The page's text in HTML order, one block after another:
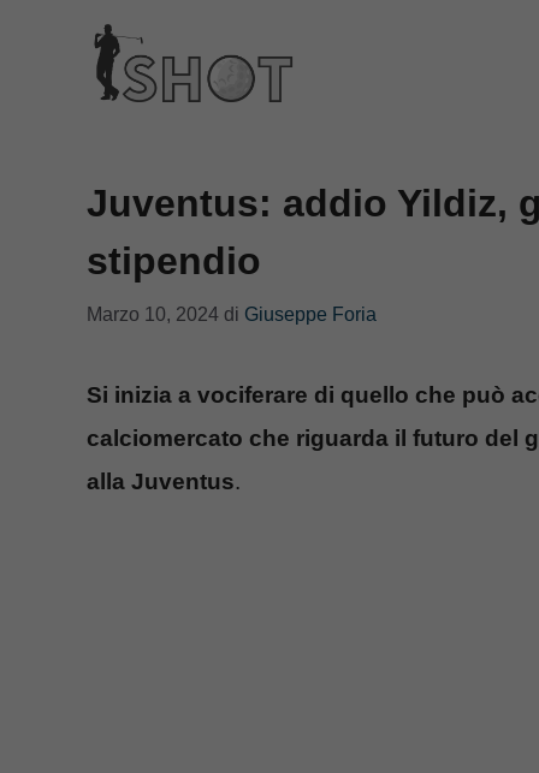
contenuto
Juventus: addio Yildiz,
stipendio
Marzo 10, 2024 di Giuseppe Foria
Si inizia a vociferare di quello che può
calciomercato che riguarda il futuro del
alla Juventus.